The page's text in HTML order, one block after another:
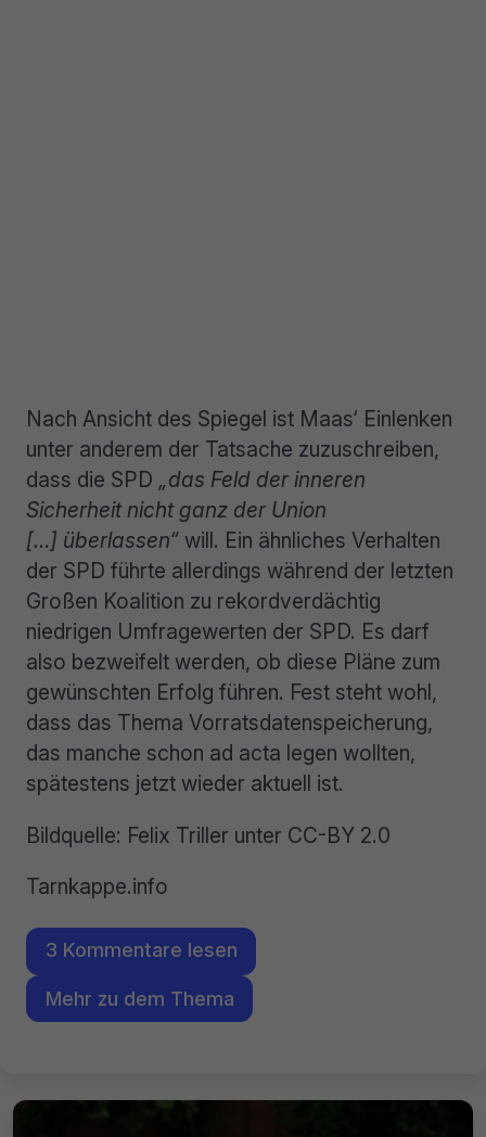
Nach Ansicht des Spiegel ist Maas‘ Einlenken
unter anderem der Tatsache zuzuschreiben,
dass die SPD „das Feld der inneren
Sicherheit nicht ganz der Union
[…] überlassen“ will. Ein ähnliches Verhalten
der SPD führte allerdings während der letzten
Großen Koalition zu rekordverdächtig
niedrigen Umfragewerten der SPD. Es darf
also bezweifelt werden, ob diese Pläne zum
gewünschten Erfolg führen. Fest steht wohl,
dass das Thema Vorratsdatenspeicherung,
das manche schon ad acta legen wollten,
spätestens jetzt wieder aktuell ist.
Bildquelle: Felix Triller unter CC-BY 2.0
Tarnkappe.info
3 Kommentare lesen
Mehr zu dem Thema